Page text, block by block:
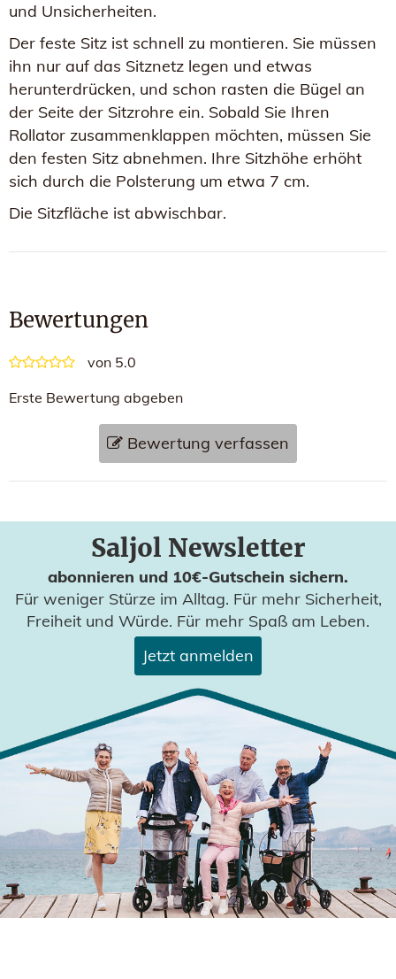
und Unsicherheiten.
Der feste Sitz ist schnell zu montieren. Sie müssen
ihn nur auf das Sitznetz legen und etwas
herunterdrücken, und schon rasten die Bügel an
der Seite der Sitzrohre ein. Sobald Sie Ihren
Rollator zusammenklappen möchten, müssen Sie
den festen Sitz abnehmen. Ihre Sitzhöhe erhöht
sich durch die Polsterung um etwa 7 cm.
Die Sitzfläche ist abwischbar.
Bewertungen
von 5.0
Bewertung verfassen
Erste Bewertung abgeben
Saljol Newsletter
abonnieren und 10€-Gutschein sichern.
Für weniger Stürze im Alltag. Für mehr Sicherheit,
Freiheit und Würde. Für mehr Spaß am Leben.
Jetzt anmelden